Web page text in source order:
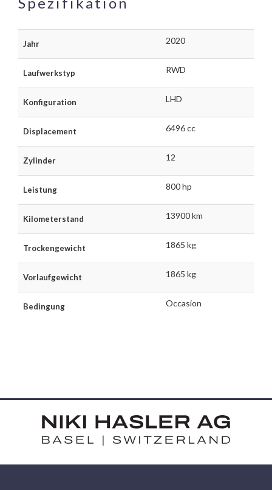
Jahr 2020
Laufwerkstyp RWD
Konfiguration LHD
Displacement 6496 cc
Zylinder 12
Leistung 800 hp
Kilometerstand 13900 km
Trockengewicht 1865 kg
Vorlaufgewicht 1865 kg
Bedingung Occasion